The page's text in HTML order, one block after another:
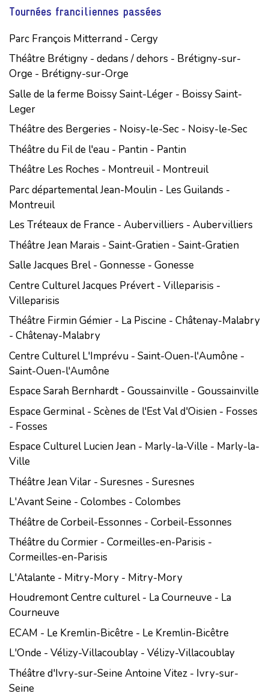
Tournées franciliennes passées
Parc François Mitterrand - Cergy
Théâtre Brétigny - dedans / dehors - Brétigny-sur-
Orge - Brétigny-sur-Orge
Salle de la ferme Boissy Saint-Léger - Boissy Saint-
Leger
Théâtre des Bergeries - Noisy-le-Sec - Noisy-le-Sec
Théâtre du Fil de l'eau - Pantin - Pantin
Théâtre Les Roches - Montreuil - Montreuil
Parc départemental Jean-Moulin - Les Guilands -
Montreuil
Les Tréteaux de France - Aubervilliers - Aubervilliers
Théâtre Jean Marais - Saint-Gratien - Saint-Gratien
Salle Jacques Brel - Gonnesse - Gonesse
Centre Culturel Jacques Prévert - Villeparisis -
Villeparisis
Théâtre Firmin Gémier - La Piscine - Châtenay-Malabry
- Châtenay-Malabry
Centre Culturel L'Imprévu - Saint-Ouen-l'Aumône -
Saint-Ouen-l'Aumône
Espace Sarah Bernhardt - Goussainville - Goussainville
Espace Germinal - Scènes de l'Est Val d'Oisien - Fosses
- Fosses
Espace Culturel Lucien Jean - Marly-la-Ville - Marly-la-
Ville
Théâtre Jean Vilar - Suresnes - Suresnes
L'Avant Seine - Colombes - Colombes
Théâtre de Corbeil-Essonnes - Corbeil-Essonnes
Théâtre du Cormier - Cormeilles-en-Parisis -
Cormeilles-en-Parisis
L'Atalante - Mitry-Mory - Mitry-Mory
Houdremont Centre culturel - La Courneuve - La
Courneuve
ECAM - Le Kremlin-Bicêtre - Le Kremlin-Bicêtre
L'Onde - Vélizy-Villacoublay - Vélizy-Villacoublay
Théâtre d'Ivry-sur-Seine Antoine Vitez - Ivry-sur-
Seine